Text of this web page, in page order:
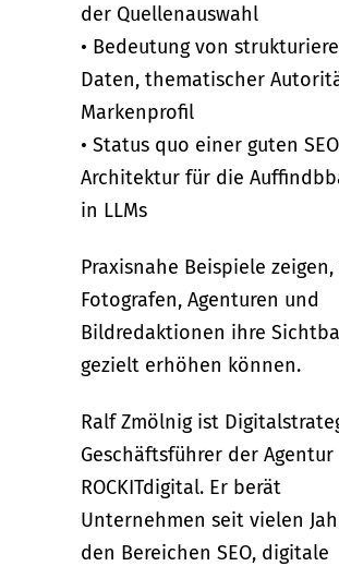
der Quellenauswahl
• Bedeutung von
Daten, thematischer
Markenprofil
• Status quo einer guten
Architektur für die
in LLMs
Praxisnahe Beispiele zeigen,
Fotografen, Agenturen und
Bildredaktionen ihre
gezielt erhöhen können.
Ralf Zmölnig ist
Geschäftsführer der Agentur
ROCKITdigital. Er berät
Unternehmen seit vielen
den Bereichen SEO, digitale